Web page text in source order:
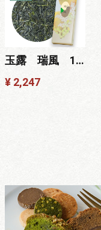
玉露 瑞風 100g
¥ 2,247